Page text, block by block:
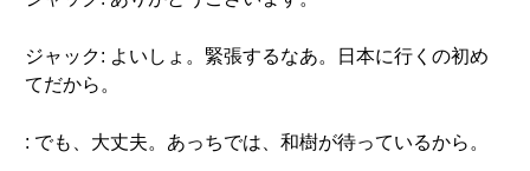
ジャック: よいしょ。緊張するなあ。日本に行くの初め
てだから。
: でも、大丈夫。あっちでは、和樹が待っているから。